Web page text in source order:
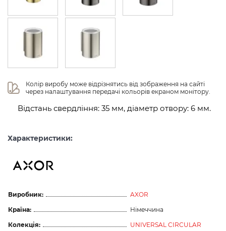
Колір виробу може відрізнятись від зображення на сайті
через налаштування передачі кольорів екраном монітору.
Відстань свердління: 35 мм, діаметр отвору: 6 мм.
Характеристики:
Виробник:
AXOR
Країна:
Німеччина
Колекція:
UNIVERSAL CIRCULAR